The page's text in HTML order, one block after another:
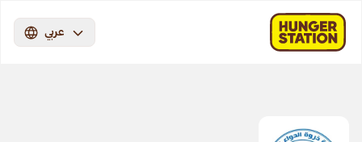
عربي